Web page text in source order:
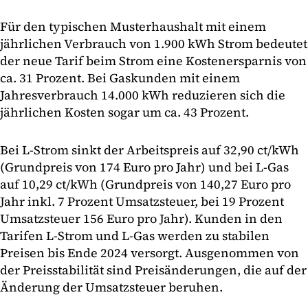
Für den typischen Musterhaushalt mit einem
jährlichen Verbrauch von 1.900 kWh Strom bedeutet
der neue Tarif beim Strom eine Kostenersparnis von
ca. 31 Prozent. Bei Gaskunden mit einem
Jahresverbrauch 14.000 kWh reduzieren sich die
jährlichen Kosten sogar um ca. 43 Prozent.
Bei L-Strom sinkt der Arbeitspreis auf 32,90 ct/kWh
(Grundpreis von 174 Euro pro Jahr) und bei L-Gas
auf 10,29 ct/kWh (Grundpreis von 140,27 Euro pro
Jahr inkl. 7 Prozent Umsatzsteuer, bei 19 Prozent
Umsatzsteuer 156 Euro pro Jahr). Kunden in den
Tarifen L-Strom und L-Gas werden zu stabilen
Preisen bis Ende 2024 versorgt. Ausgenommen von
der Preisstabilität sind Preisänderungen, die auf der
Änderung der Umsatzsteuer beruhen.